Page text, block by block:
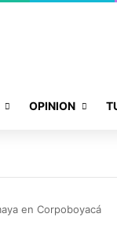
OPINION
en Corpoboyacá